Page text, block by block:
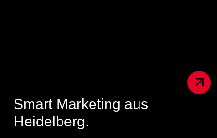
Smart Marketing aus
Heidelberg.